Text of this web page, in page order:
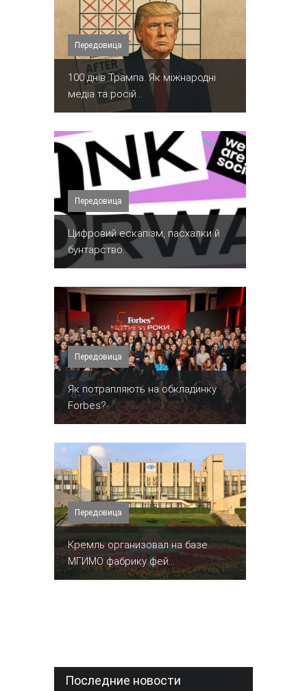
Передовица
100 днів Трампа. Як міжнародні
медіа та росій...
Передовица
​Цифровий ескапізм, пасхалки й
бунтарство.
Передовица
​Як потрапляють на обкладинку
Forbes?
Передовица
Кремль организовал на базе
МГИМО фабрику фей...
Последние новости